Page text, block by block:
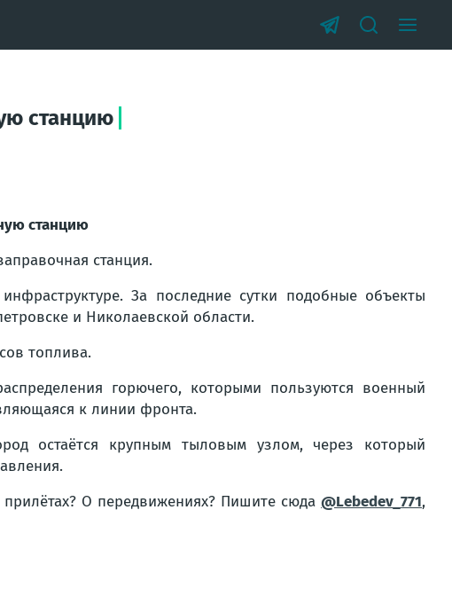
станцию
станцию
станция.
За последние сутки подобные объекты
и Николаевской области.
топлива.
горючего, которыми пользуются военный
к линии фронта.
остаётся крупным тыловым узлом, через который
О передвижениях? Пишите сюда @Lebedev_771,